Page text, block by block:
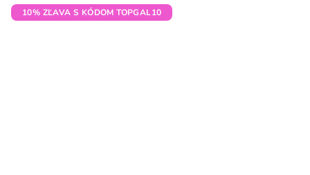
10% ZĽAVA S KÓDOM TOPGAL10